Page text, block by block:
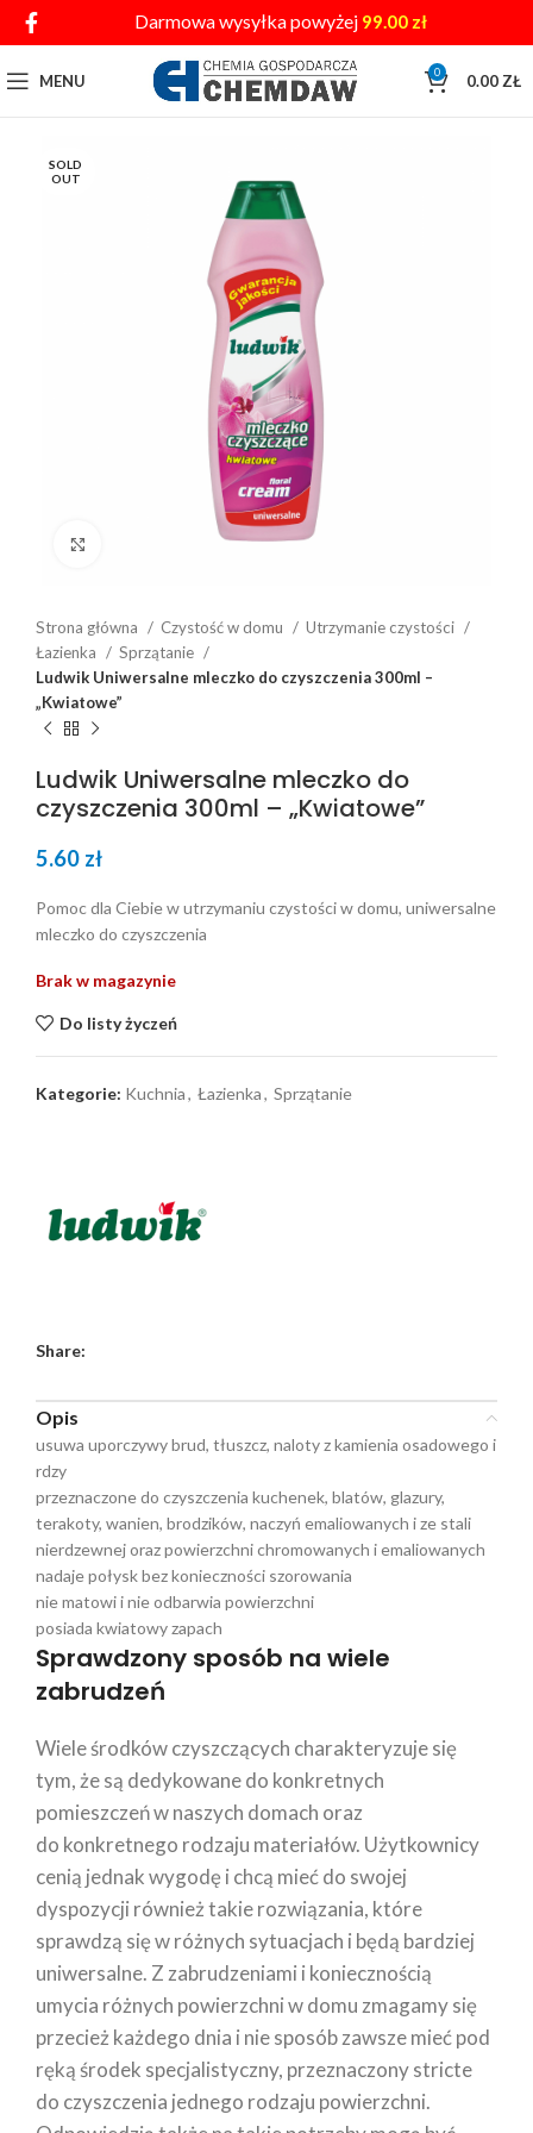
Darmowa wysyłka powyżej 99.00 zł
MENU 0 0.00 ZŁ
SOLD
OUT
Strona główna Czystość w domu
Utrzymanie czystości
Łazienka
Sprzątanie
Ludwik Uniwersalne mleczko do czyszczenia 300ml –
„Kwiatowe”
Ludwik Uniwersalne mleczko do
czyszczenia 300ml – „Kwiatowe”
5.60 zł
Pomoc dla Ciebie w utrzymaniu czystości w domu, uniwersalne
mleczko do czyszczenia
Brak w magazynie
Do listy życzeń
Kategorie: Kuchnia, Łazienka, Sprzątanie
Share:
Opis
usuwa uporczywy brud, tłuszcz, naloty z kamienia osadowego i
rdzy
przeznaczone do czyszczenia kuchenek, blatów, glazury,
terakoty, wanien, brodzików, naczyń emaliowanych i ze stali
nierdzewnej oraz powierzchni chromowanych i emaliowanych
nadaje połysk bez konieczności szorowania
nie matowi i nie odbarwia powierzchni
posiada kwiatowy zapach
Sprawdzony sposób na wiele
zabrudzeń
Wiele środków czyszczących charakteryzuje się
tym, że są dedykowane do konkretnych
pomieszczeń w naszych domach oraz
do konkretnego rodzaju materiałów. Użytkownicy
cenią jednak wygodę i chcą mieć do swojej
dyspozycji również takie rozwiązania, które
sprawdzą się w różnych sytuacjach i będą bardziej
uniwersalne. Z zabrudzeniami i koniecznością
umycia różnych powierzchni w domu zmagamy się
przecież każdego dnia i nie sposób zawsze mieć pod
ręką środek specjalistyczny, przeznaczony stricte
do czyszczenia jednego rodzaju powierzchni.